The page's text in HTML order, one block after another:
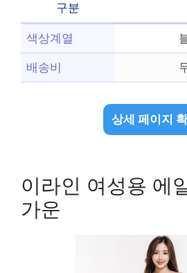
구분
색상계열
배송비
상세 페이지
이라인 여성용 에
가운